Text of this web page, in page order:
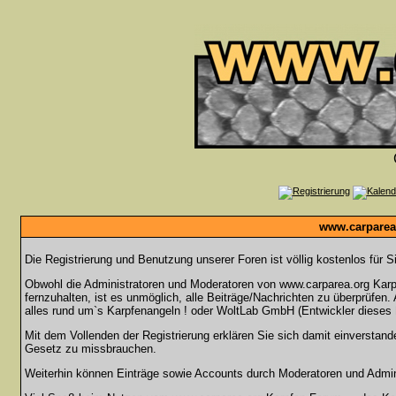
Die Registrierung und Benutzung unserer Foren ist völlig kostenlos für
Obwohl die Administratoren und Moderatoren von www.carparea.org
fernzuhalten, ist es unmöglich, alle Beiträge/Nachrichten zu
alles rund um`s Karpfenangeln ! oder WoltLab GmbH (Entwickler
Mit dem Vollenden der Registrierung erklären Sie sich damit
Gesetz zu missbrauchen.
Weiterhin können Einträge sowie Accounts durch Moderatoren und